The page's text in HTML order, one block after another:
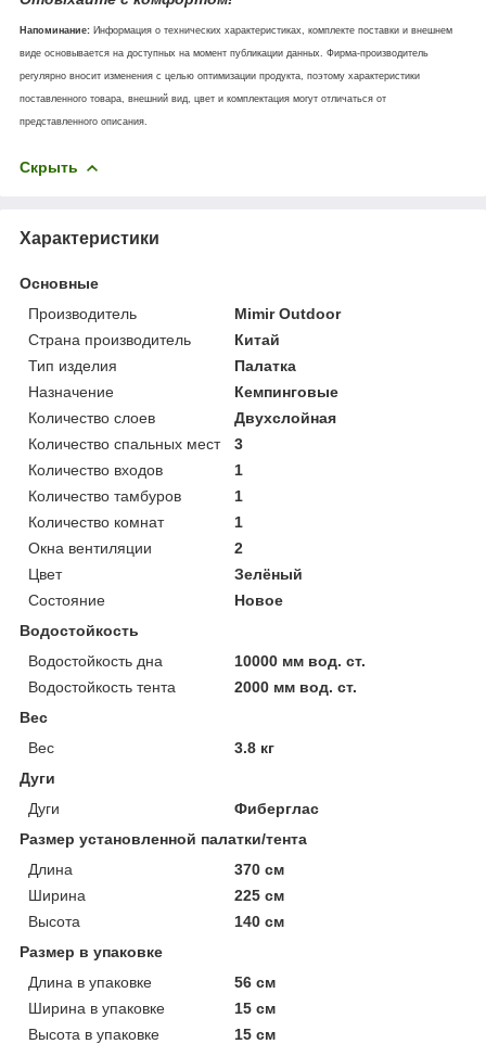
Напоминание: Информация о технических характеристиках, комплекте поставки и внешнем
виде основывается на доступных на момент публикации данных. Фирма-производитель
регулярно вносит изменения с целью оптимизации продукта, поэтому характеристики
поставленного товара, внешний вид, цвет и комплектация могут отличаться от
представленного описания.
Скрыть
Характеристики
Основные
Производитель
Mimir Outdoor
Страна производитель
Китай
Тип изделия
Палатка
Назначение
Кемпинговые
Количество слоев
Двухслойная
Количество спальных мест
3
Количество входов
1
Количество тамбуров
1
Количество комнат
1
Окна вентиляции
2
Цвет
Зелёный
Состояние
Новое
Водостойкость
Водостойкость дна
10000 мм вод. ст.
Водостойкость тента
2000 мм вод. ст.
Вес
Вес
3.8 кг
Дуги
Дуги
Фиберглас
Размер установленной палатки/тента
Длина
370 см
Ширина
225 см
Высота
140 см
Размер в упаковке
Длина в упаковке
56 см
Ширина в упаковке
15 см
Высота в упаковке
15 см